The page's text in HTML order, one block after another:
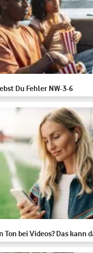
Du Fehler NW-3-6
Ton bei Videos? Das kann